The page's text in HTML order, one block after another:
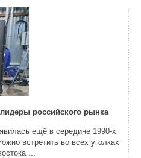
российского рынка
ещё в середине 1990-х
встретить во всех уголках
...